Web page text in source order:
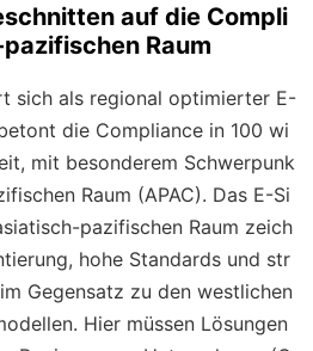
auf die Compli
Raum
sich als regional optimierter E-
die Compliance in 100 wi
mit besonderem Schwerpunk
Raum (APAC). Das E-Si
pazifischen Raum zeich
hohe Standards und str
Gegensatz zu den westlichen
Hier müssen Lösungen